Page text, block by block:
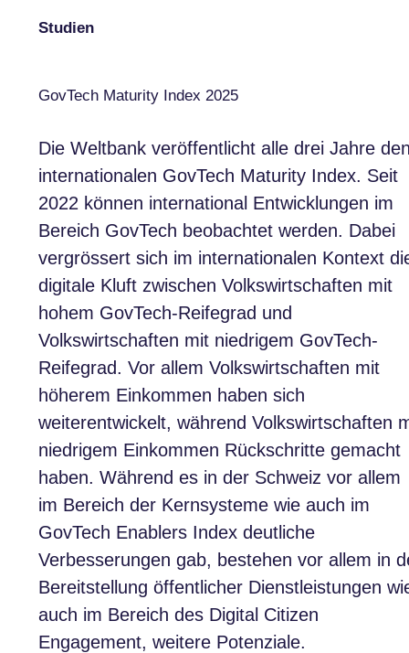
Studien
GovTech Maturity Index 2025
Die Weltbank veröffentlicht alle drei Jahre
internationalen GovTech Maturity Index. Seit
2022 können international Entwicklungen im
Bereich GovTech beobachtet werden. Dabei
vergrössert sich im internationalen Kontext
digitale Kluft zwischen Volkswirtschaften mit
hohem GovTech-Reifegrad und
Volkswirtschaften mit niedrigem GovTech-
Reifegrad. Vor allem Volkswirtschaften mit
höherem Einkommen haben sich
weiterentwickelt, während Volkswirtschaften
niedrigem Einkommen Rückschritte gemacht
haben. Während es in der Schweiz vor allem
im Bereich der Kernsysteme wie auch im
GovTech Enablers Index deutliche
Verbesserungen gab, bestehen vor allem in
Bereitstellung öffentlicher Dienstleistungen
auch im Bereich des Digital Citizen
Engagement, weitere Potenziale.